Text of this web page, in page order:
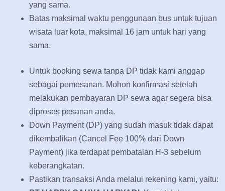
yang sama.
Batas maksimal waktu penggunaan bus untuk tujuan
wisata luar kota, maksimal 16 jam untuk hari yang
sama.
Untuk booking sewa tanpa DP tidak kami anggap
sebagai pemesanan. Mohon konfirmasi setelah
melakukan pembayaran DP sewa agar segera bisa
diproses pesanan anda.
Down Payment (DP) yang sudah masuk tidak dapat
dikembalikan (Cancel Fee 100% dari Down
Payment) jika terdapat pembatalan H-3 sebelum
keberangkatan.
Pastikan transaksi Anda melalui rekening kami, yaitu: